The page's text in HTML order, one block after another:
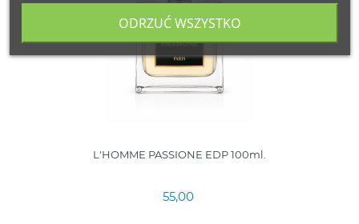
L'HOMME PASSIONE EDP 100ml.
55,00
ODRZUĆ WSZYSTKO